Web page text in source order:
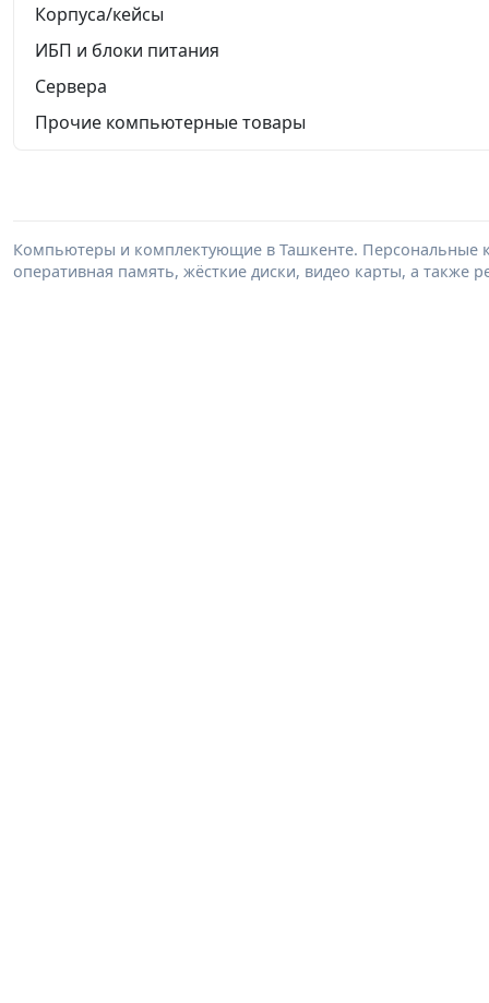
Корпуса/кейсы
ИБП и блоки питания
Сервера
Прочие компьютерные товары
Компьютеры и комплектующие в Ташкенте. Персональные
оперативная память, жёсткие диски, видео карты, а также